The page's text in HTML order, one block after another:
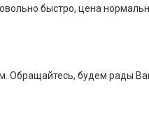
быстро, цена
Обращайтесь, будем рады